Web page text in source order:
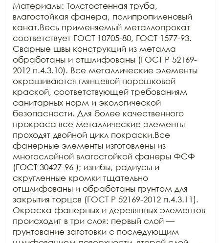
Материалы: Толстостенная труба,
влагостойкая фанера, полипропиленовый
канат.Весь применяемый металлопрокат
соответствует ГОСТ 10705-80, ГОСТ 1577-93.
Сварные швы конструкций из металла
обработаны и отшлифованы (ГОСТ Р 52169-
2012 п.4.3.10). Все металлические элементы
окрашиваются глянцевой порошковой
краской, соответствующей требованиям
санитарных норм и экологической
безопасности. Для более качественного
прокраса все металлические элементы
проходят двойной цикл покраски.Все
фанерные элементы изготовлены из
многослойной влагостойкой фанеры ФСФ
(ГОСТ 30427-96 ); изгибы, радиусы и
скругленные кромки тщательно
отшлифованы и обработаны грунтом для
закрытия торцов (ГОСТ Р 52169-2012 п.4.3.11).
Окраска фанерных и деревянных элементов
происходит в три слоя: первый слой —
грунтование заготовки с последующим